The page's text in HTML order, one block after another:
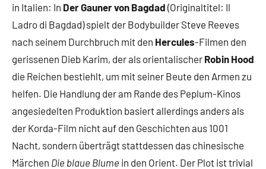
in Italien: In Der Gauner von Bagdad (Originaltitel: Il
Ladro di Bagdad) spielt der Bodybuilder Steve Reeves
nach seinem Durchbruch mit den Hercules-Filmen den
gerissenen Dieb Karim, der als orientalischer Robin Hood
die Reichen bestiehlt, um mit seiner Beute den Armen zu
helfen. Die Handlung der am Rande des Peplum-Kinos
angesiedelten Produktion basiert allerdings anders als
der Korda-Film nicht auf den Geschichten aus 1001
Nacht, sondern überträgt stattdessen das chinesische
Märchen Die blaue Blume in den Orient. Der Plot ist trivial